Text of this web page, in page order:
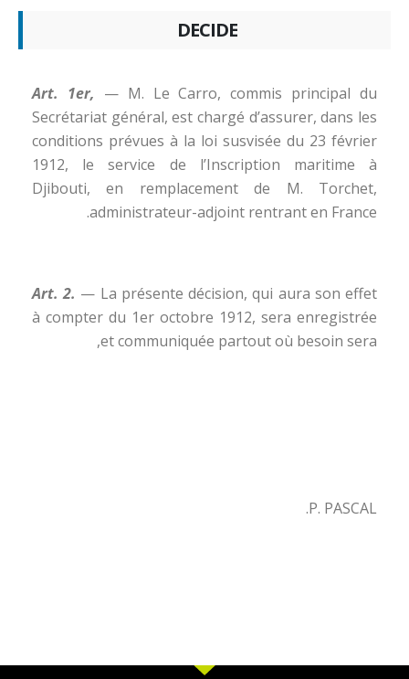
DECIDE
Art. 1er, — M. Le Carro, commis principal du
Secrétariat général, est chargé d’assurer, dans les
conditions prévues à la loi susvisée du 23 février
1912, le service de l’Inscription maritime à
Djibouti, en remplacement de M. Torchet,
administrateur-adjoint rentrant en France.
Art. 2. — La présente décision, qui aura son effet
à compter du 1er octobre 1912, sera enregistrée
et communiquée partout où besoin sera,
P. PASCAL.